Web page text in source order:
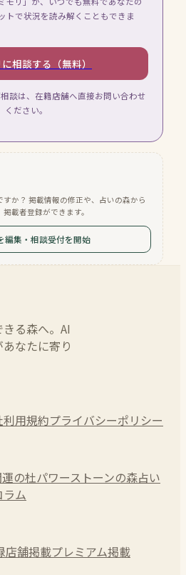
トで状況を読み解くこともできま
相談する（無料）
談は、在籍店舗へ直接お問い合わせ
ください。
か？ 掲載情報の修正や、占いの森から
載者登録ができます。
編集・相談受付を開始
る森へ。AI
なたに寄り
利用規約プライバシーポリシー
の杜パワーストーンの森占い
ラム
店舗掲載プレミアム掲載